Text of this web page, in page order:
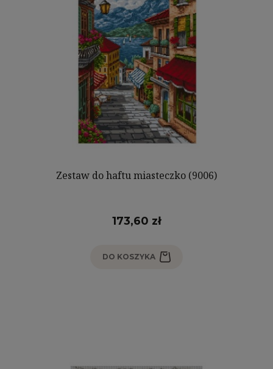
Zestaw do haftu miasteczko (9006)
173,60 zł
DO KOSZYKA